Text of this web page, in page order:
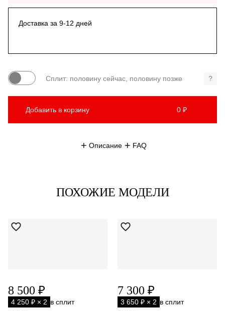
Доставка за 9-12 дней
Сплит: половину сейчас, половину позже ?
Добавить в корзину 0 ₽
Описание FAQ
ПОХОЖИЕ МОДЕЛИ
8 500 ₽
4 250 ₽ × 2 в сплит
7 300 ₽
3 650 ₽ × 2 в сплит